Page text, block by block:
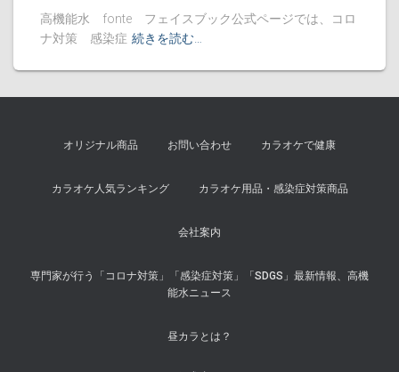
高機能水 fonte フェイスブック公式ページでは、コロ
ナ対策 感染症 続きを読む…
オリジナル商品 お問い合わせ カラオケで健康
カラオケ人気ランキング カラオケ用品・感染症対策商品
会社案内
専門家が行う「コロナ対策」「感染症対策」「SDGS」最新情報、高機
能水ニュース
昼カラとは？